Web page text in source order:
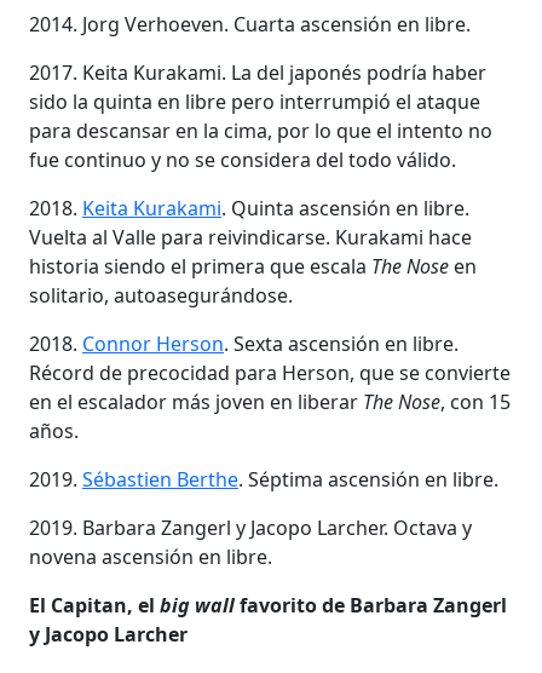
2014. Jorg Verhoeven. Cuarta ascensión en libre.
2017. Keita Kurakami. La del japonés podría haber
sido la quinta en libre pero interrumpió el ataque
para descansar en la cima, por lo que el intento no
fue continuo y no se considera del todo válido.
2018. Keita Kurakami. Quinta ascensión en libre.
Vuelta al Valle para reivindicarse. Kurakami hace
historia siendo el primera que escala The Nose en
solitario, autoasegurándose.
2018. Connor Herson. Sexta ascensión en libre.
Récord de precocidad para Herson, que se convierte
en el escalador más joven en liberar The Nose, con 15
años.
2019. Sébastien Berthe. Séptima ascensión en libre.
2019. Barbara Zangerl y Jacopo Larcher. Octava y
novena ascensión en libre.
El Capitan, el big wallfavorito de Barbara Zangerl
y Jacopo Larcher